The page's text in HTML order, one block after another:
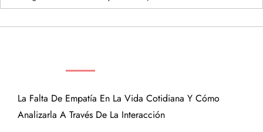
La Falta De Empatía En La Vida Cotidiana Y Cómo
Analizarla A Través De La Interacción